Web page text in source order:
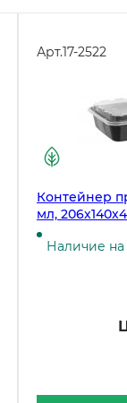
Арт.17-2522
Контейнер
мл,
секционный,
черный, 150
Наличие на